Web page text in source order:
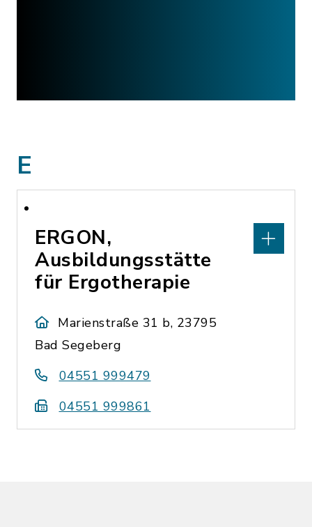
E
ERGON,
Ausbildungsstätte
für Ergotherapie
Marienstraße 31 b, 23795
Bad Segeberg
04551 999479
04551 999861